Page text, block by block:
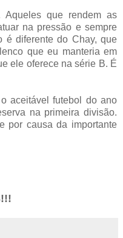
que rendem as
na pressão e sempre
é diferente do Chay, que
que eu manteria em
ele oferece na série B. É
aceitável futebol do ano
na primeira divisão.
por causa da importante